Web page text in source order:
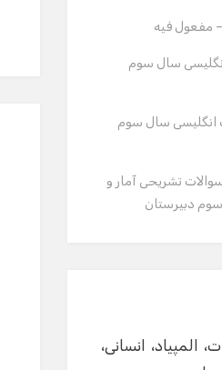
مفعول فیه
سال سوم
انگلیسی سال سوم
تشریحی آمار و
دبیرستان
المپیاد
انسانی